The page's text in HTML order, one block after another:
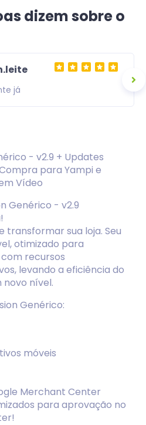
dizem sobre o
já
- v2.9 + Updates
para Yampi e
Vídeo
Genérico - v2.9
transformar sua loja. Seu
otimizado para
com recursos
levando a eficiência do
nível.
Genérico:
móveis
Merchant Center
para aprovação no